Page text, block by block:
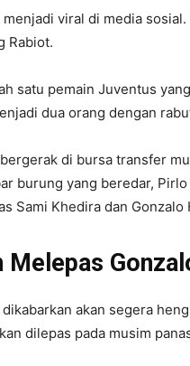
viral di media
Rabiot.
satu pemain Juventus
dua orang dengan
di bursa transfer
burung yang beredar,
Sami Khedira dan Gonzalo
Melepas
akan segera
dilepas pada musim